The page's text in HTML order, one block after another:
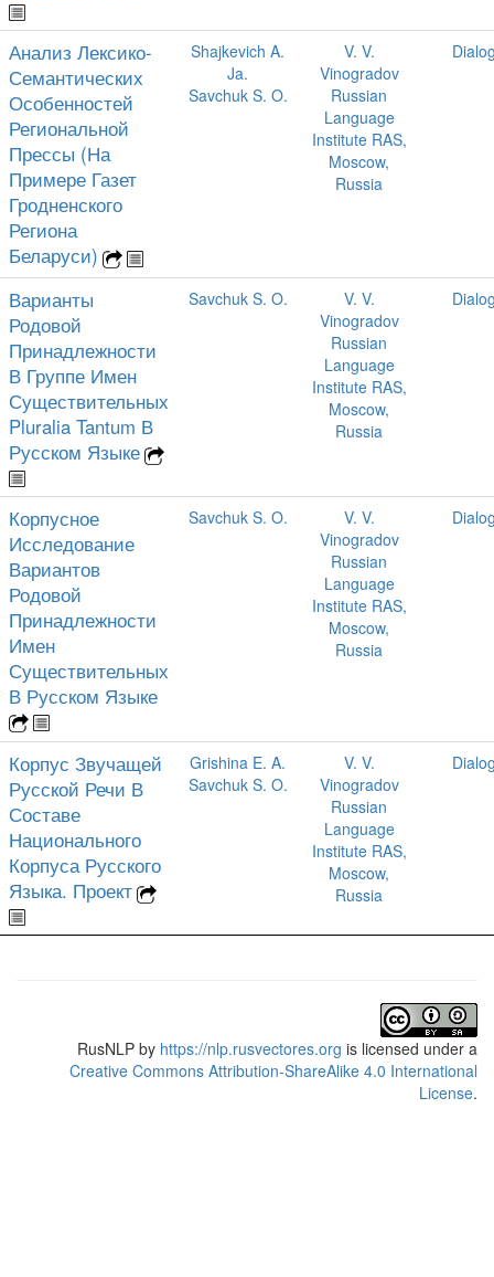
Анализ Лексико-
Семантических
Особенностей
Региональной
Прессы (На
Примере Газет
Гродненского
Региона
Беларуси)
Shajkevich A.
Ja.
Savchuk S. O.
V. V.
Vinogradov
Russian
Language
Institute RAS,
Moscow,
Russia
Варианты
Родовой
Принадлежности
В Группе Имен
Существительных
Pluralia Tantum В
Русском Языке
Savchuk S. O.
V. V.
Vinogradov
Russian
Language
Institute RAS,
Moscow,
Russia
Корпусное
Исследование
Вариантов
Родовой
Принадлежности
Имен
Существительных
В Русском Языке
Savchuk S. O.
V. V.
Vinogradov
Russian
Language
Institute RAS,
Moscow,
Russia
Корпус Звучащей
Русской Речи В
Составе
Национального
Корпуса Русского
Языка. Проект
Grishina E. A.
Savchuk S. O.
V. V.
Vinogradov
Russian
Language
Institute RAS,
Moscow,
Russia
RusNLP by https://nlp.rusvectores.org is licensed under a
Creative Commons Attribution-ShareAlike 4.0 International
License.